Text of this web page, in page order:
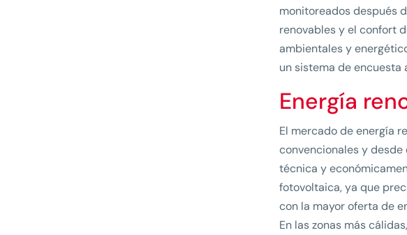
monitoreados después
renovables y el confort
ambientales y
un sistema de
Energía
El mercado de energía
convencionales y desde
técnica y
fotovoltaica, ya que
con la mayor oferta de
En las zonas más